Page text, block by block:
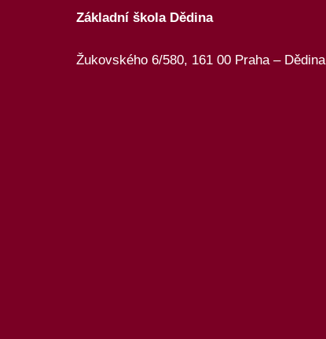
Základní škola Dědina
Žukovského 6/580, 161 00 Praha – Dědina